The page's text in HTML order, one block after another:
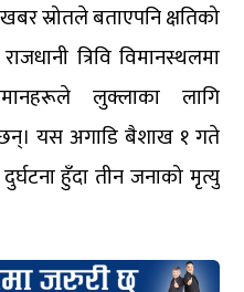
स्रोतले बताएपनि क्षतिको
त्रिवि विमानस्थलमा
लुक्लाका लागि
यस अगाडि बैशाख १ गते
हुँदा तीन जनाको मृत्यु